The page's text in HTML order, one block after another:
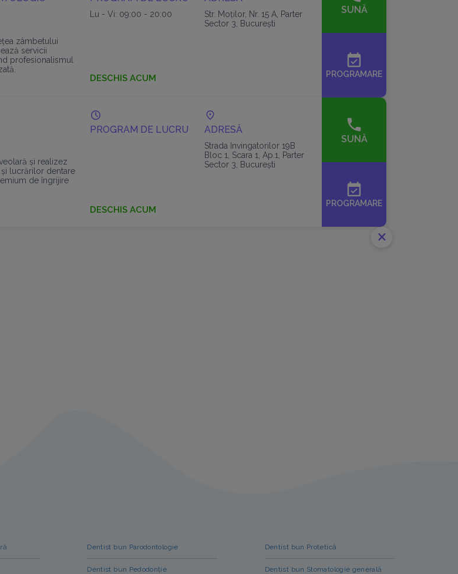
zâmbetului
servicii
profesionalismul
Lu - Vi: 09:00 - 20:00
DESCHIS ACUM
Str. Moților, Nr. 15 A, Parter
Sector 3, București
SUNĂ
event_available
PROGRAMARE
și realizez
lucrărilor dentare
de îngrijire
PROGRAM DE LUCRU
DESCHIS ACUM
ADRESĂ
Strada Invingatorilor 19B
Bloc 1, Scara 1, Ap.1, Parter
Sector 3, București
SUNĂ
event_available
PROGRAMARE
close
Dentist bun Parodontologie
Dentist bun Pedodonție
Dentist bun Protetică
Dentist bun Stomatologie generală